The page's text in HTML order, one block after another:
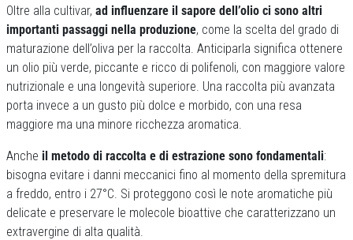
Oltre alla cultivar, ad influenzare il sapore dell’olio ci sono altri
importanti passaggi nella produzione, come la scelta del grado di
maturazione dell’oliva per la raccolta. Anticiparla significa ottenere
un olio più verde, piccante e ricco di polifenoli, con maggiore valore
nutrizionale e una longevità superiore. Una raccolta più avanzata
porta invece a un gusto più dolce e morbido, con una resa
maggiore ma una minore ricchezza aromatica.
Anche il metodo di raccolta e di estrazione sono fondamentali:
bisogna evitare i danni meccanici fino al momento della spremitura
a freddo, entro i 27°C. Si proteggono così le note aromatiche più
delicate e preservare le molecole bioattive che caratterizzano un
extravergine di alta qualità.